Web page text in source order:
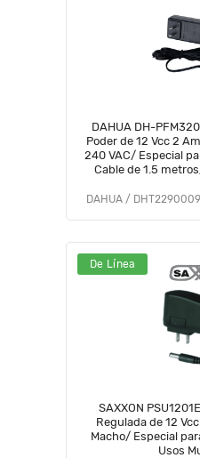
DAHUA DH-
Poder de 12 Vcc 2 Amper/ Entrada de 100-
240 VAC/ Especial
Cable de 1.5
DAHUA /
De Línea
SAXXON
Regulada de 12
Macho/ Especial
Usos